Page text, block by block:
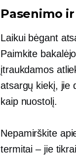
Pasenimo
Laikui bėgant
Paimkite
įtraukdamos
atsargų kiekį, jie
kaip nuostolį.
Nepamirškite
termitai – jie